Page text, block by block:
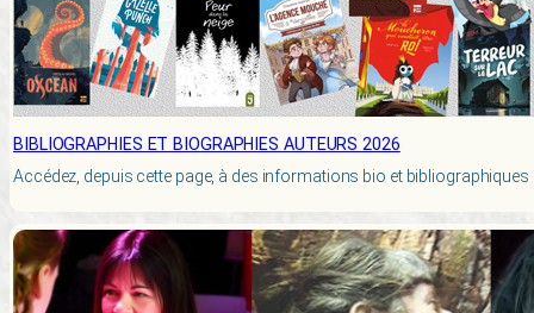
BIBLIOGRAPHIES ET BIOGRAPHIES AUTEURS 2026
Accédez, depuis cette page, à des informations bio et